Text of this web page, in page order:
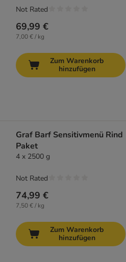
69,99 €
7,00 € / kg
Not Rated
Zum Warenkorb
hinzufügen
Graf Barf Sensitivmenü Rind
Paket
4 x 2500 g
74,99 €
7,50 € / kg
Not Rated
Zum Warenkorb
hinzufügen